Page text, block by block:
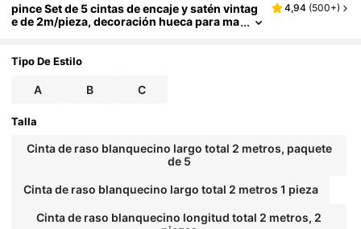
pince Set de 5 cintas de encaje y satén vintag
e de 2m/pieza, decoración hueca para ma
ón de vestidos de novia
4,94 (500+)
Tipo De Estilo
A B C
Talla
Cinta de raso blanquecino largo total 2 metros, paquete
de 5
Cinta de raso blanquecino largo total 2 metros 1 pieza
Cinta de raso blanquecino longitud total 2 metros, 2